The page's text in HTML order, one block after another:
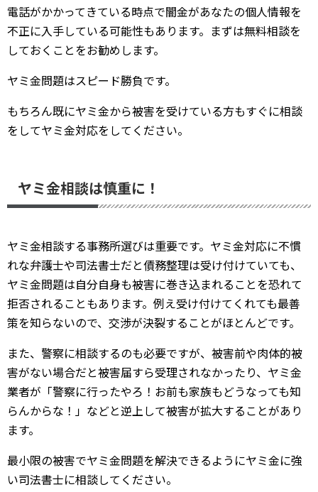
電話がかかってきている時点で闇金があなたの個人情報を
不正に入手している可能性もあります。まずは無料相談を
しておくことをお勧めします。
ヤミ金問題はスピード勝負です。
もちろん既にヤミ金から被害を受けている方もすぐに相談
をしてヤミ金対応をしてください。
ヤミ金相談は慎重に！
ヤミ金相談する事務所選びは重要です。ヤミ金対応に不慣
れな弁護士や司法書士だと債務整理は受け付けていても、
ヤミ金問題は自分自身も被害に巻き込まれることを恐れて
拒否されることもあります。例え受け付けてくれても最善
策を知らないので、交渉が決裂することがほとんどです。
また、警察に相談するのも必要ですが、被害前や肉体的被
害がない場合だと被害届すら受理されなかったり、ヤミ金
業者が「警察に行ったやろ！お前も家族もどうなっても知
らんからな！」などと逆上して被害が拡大することがあり
ます。
最小限の被害でヤミ金問題を解決できるようにヤミ金に強
い司法書士に相談してください。